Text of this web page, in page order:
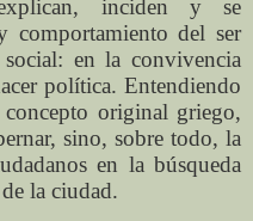
explican, inciden y se
comportamiento del ser
en la convivencia
política. Entendiendo
original griego,
sino, sobre todo, la
en la búsqueda
la ciudad.